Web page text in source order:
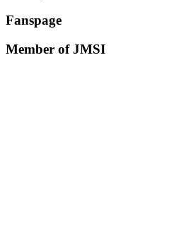
Fanspage
Member of JMSI